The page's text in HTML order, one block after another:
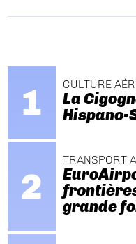
CULTURE
La
Hispano-
TRANSPORT
grande